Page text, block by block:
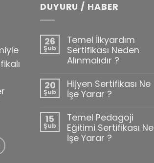
DUYURU / HABER
26
Şub
Temel İlkyardım
Sertifikası Neden
Alınmalıdır ?
20
Şub
Hijyen Sertifikası Ne
İşe Yarar ?
15
Şub
Temel Pedagoji
Eğitimi Sertifikası Ne
İşe Yarar ?